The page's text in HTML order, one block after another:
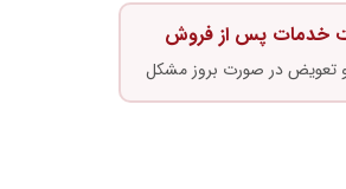
خدمات پس از فروش
و تعویض در صورت بروز مشکل